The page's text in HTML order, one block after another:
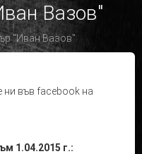
Вазов"
"Иван Вазов"
ни във facebook на
1.04.2015 г.: